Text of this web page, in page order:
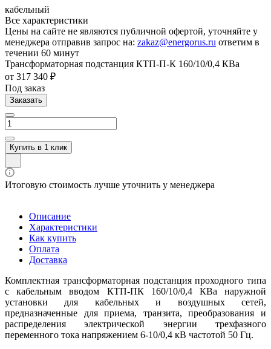
кабельный
Все характеристики
Цены на сайте не являются публичной офертой, уточняйте у
менеджера отправив запрос на: zakaz@energorus.ru ответим в
течении 60 минут
Трансформаторная подстанция КТП-П-К 160/10/0,4 КВа
от 317 340 ₽
Под заказ
Заказать
Купить в 1 клик
Итоговую стоимость лучше уточнить у менеджера
Описание
Характеристики
Как купить
Оплата
Доставка
Комплектная трансформаторная подстанция проходного типа
с кабельным вводом КТП-ПК 160/10/0,4 КВа наружной
установки для кабельных и воздушных сетей,
предназначенные для приема, транзита, преобразования и
распределения электрической энергии трехфазного
переменного тока напряжением 6-10/0,4 кВ частотой 50 Гц.